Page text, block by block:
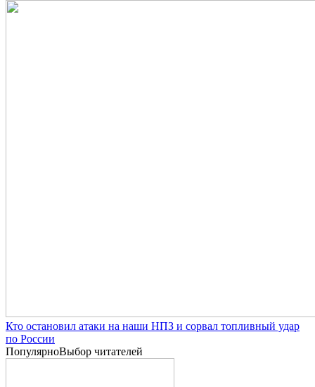
Кто остановил атаки на наши НПЗ и сорвал топливный удар
по России
ПопулярноВыбор читателей